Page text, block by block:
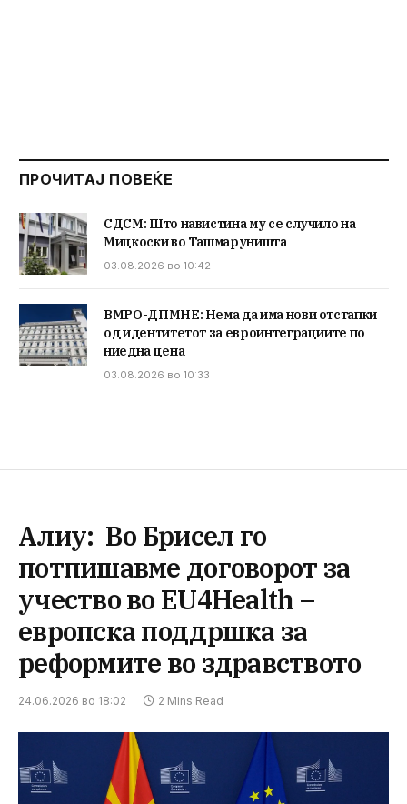
ПРОЧИТАЈ ПОВЕЌЕ
СДСМ: Што навистина му се случило на
Мицкоски во Ташмаруништа
03.08.2026 во 10:42
ВМРО-ДПМНЕ: Нема да има нови отстапки
од идентитетот за евроинтеграциите по
ниедна цена
03.08.2026 во 10:33
Алиу: Во Брисел го
потпишавме договорот за
учество во EU4Health –
европска поддршка за
реформите во здравството
24.06.2026 во 18:02 2 Mins Read